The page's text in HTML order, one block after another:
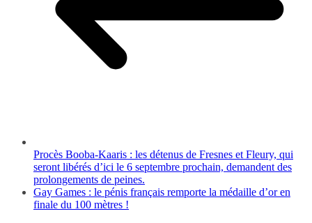
Procès Booba-Kaaris : les détenus de Fresnes et Fleury, qui
seront libérés d’ici le 6 septembre prochain, demandent des
prolongements de peines.
Gay Games : le pénis français remporte la médaille d’or en
finale du 100 mètres !